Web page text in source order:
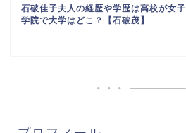
石破佳子夫人の経歴や学歴は高校が女子
学院で大学はどこ？【石破茂】